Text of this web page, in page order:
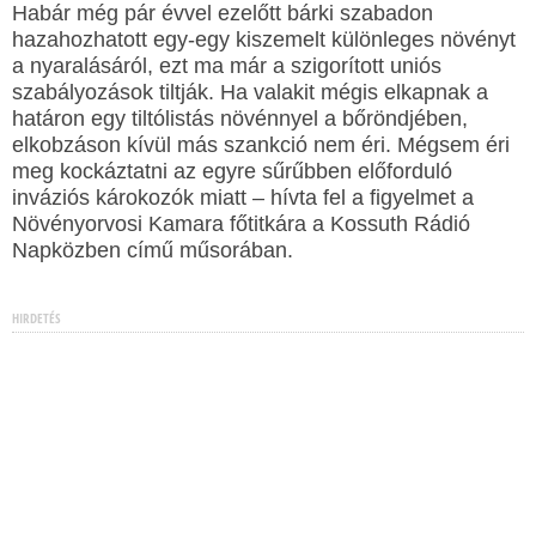
Habár még pár évvel ezelőtt bárki szabadon
hazahozhatott egy-egy kiszemelt különleges növényt
a nyaralásáról, ezt ma már a szigorított uniós
szabályozások tiltják. Ha valakit mégis elkapnak a
határon egy tiltólistás növénnyel a bőröndjében,
elkobzáson kívül más szankció nem éri. Mégsem éri
meg kockáztatni az egyre sűrűbben előforduló
inváziós károkozók miatt – hívta fel a figyelmet a
Növényorvosi Kamara főtitkára a Kossuth Rádió
Napközben című műsorában.
HIRDETÉS